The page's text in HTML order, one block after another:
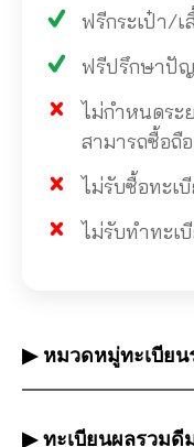
ฟรีกระเป๋า/เ
ฟรีปรึกษาปัญ
ไม่กำหนดระ
สามารถซื้อถื
ไม่รับซื้อทะเ
ไม่รับทำทะเ
▶ หมวดหมู่ทะเบียน
▶ ทะเบียนผลรวมดี